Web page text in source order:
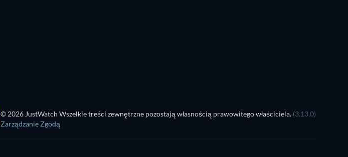
© 2026 JustWatch Wszelkie treści zewnętrzne pozostają własnością prawowitego właściciela. (3.13.0)
Zarządzanie Zgodą